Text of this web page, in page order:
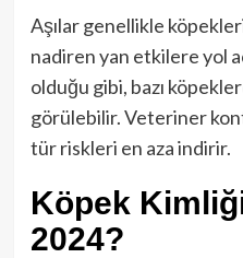
Aşılar genellikle
nadiren yan etkilere yol
olduğu gibi, bazı
görülebilir. Veteriner
tür riskleri en aza indirir.
Köpek
2024?